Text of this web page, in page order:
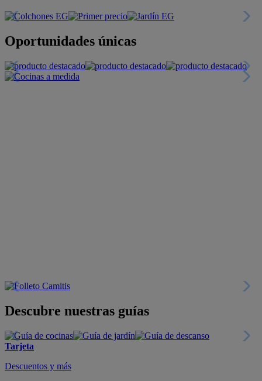
Oportunidades únicas
Descubre nuestras guías
Tarjeta
Descuentos y más